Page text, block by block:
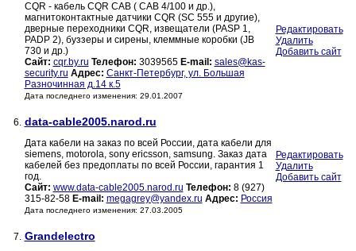
CQR - кабель CQR CAB ( CAB 4/100 и др.),
магнитоконтактные датчики CQR (SC 555 и другие),
дверные переходники CQR, извещатели (PASP 1,
PADP 2), буззеры и сирены, клеммные коробки (JB
730 и др.)
Сайт: cqr.by.ru Телефон: 3039565 E-mail: sales@kas-
security.ru Адрес: Санкт-Петербург, ул. Большая
Разночинная д.14 к.5
Дата последнего изменения: 29.01.2007
Редактировать
Удалить
Добавить сайт
6. data-cable2005.narod.ru
Дата кабели на заказ по всей России, дата кабели для
siemens, motorola, sony ericsson, samsung. Заказ дата
кабелей без предоплаты по всей России, гарантия 1
год.
Сайт: www.data-cable2005.narod.ru Телефон: 8 (927)
315-82-58 E-mail: megagrey@yandex.ru Адрес: Россия
Дата последнего изменения: 27.03.2005
Редактировать
Удалить
Добавить сайт
7. Grandelectro